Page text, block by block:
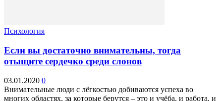
Психология
Если вы достаточно внимательны, тогда
отыщите сердечко среди слонов
03.01.2020 0
Внимательные люди с лёгкостью добиваются успеха во
многих областях, за которые берутся – это и учёба, и работа, и